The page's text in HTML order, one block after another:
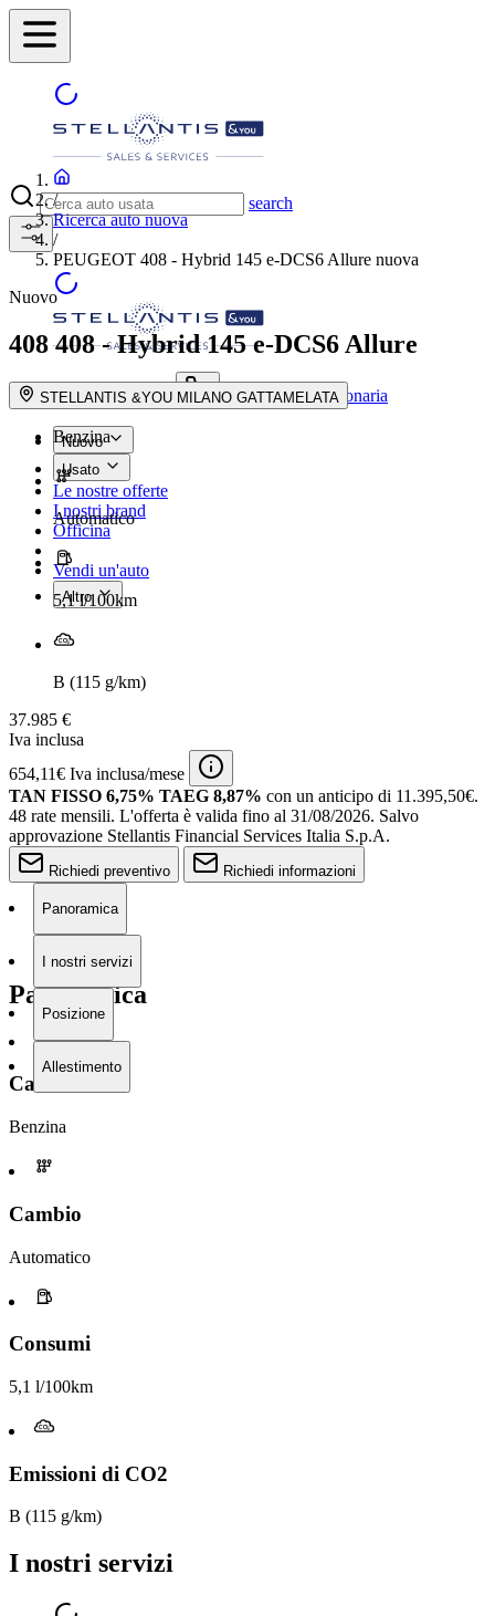
search
search button - icon Trova la concessionaria
Nuovo
Usato
Le nostre offerte
I nostri brand
Officina
Vendi un'auto
Altro
/
Ricerca auto nuova
/
PEUGEOT 408 - Hybrid 145 e-DCS6 Allure nuova
Nuovo
408408 - Hybrid 145 e-DCS6 Allure
STELLANTIS &YOU MILANO GATTAMELATA
Benzina
Automatico
5,1 l/100km
B (115 g/km)
37.985 €
Iva inclusa
654,11€ Iva inclusa/mese
TAN FISSO 6,75% TAEG 8,87% con un anticipo di 11.395,50€.
48 rate mensili. L'offerta è valida fino al 31/08/2026. Salvo
approvazione Stellantis Financial Services Italia S.p.A.
Richiedi preventivo Richiedi informazioni
Panoramica
I nostri servizi
Posizione
Allestimento
Panoramica
Carburante
Benzina
Cambio
Automatico
Consumi
5,1 l/100km
Emissioni di CO2
B (115 g/km)
I nostri servizi